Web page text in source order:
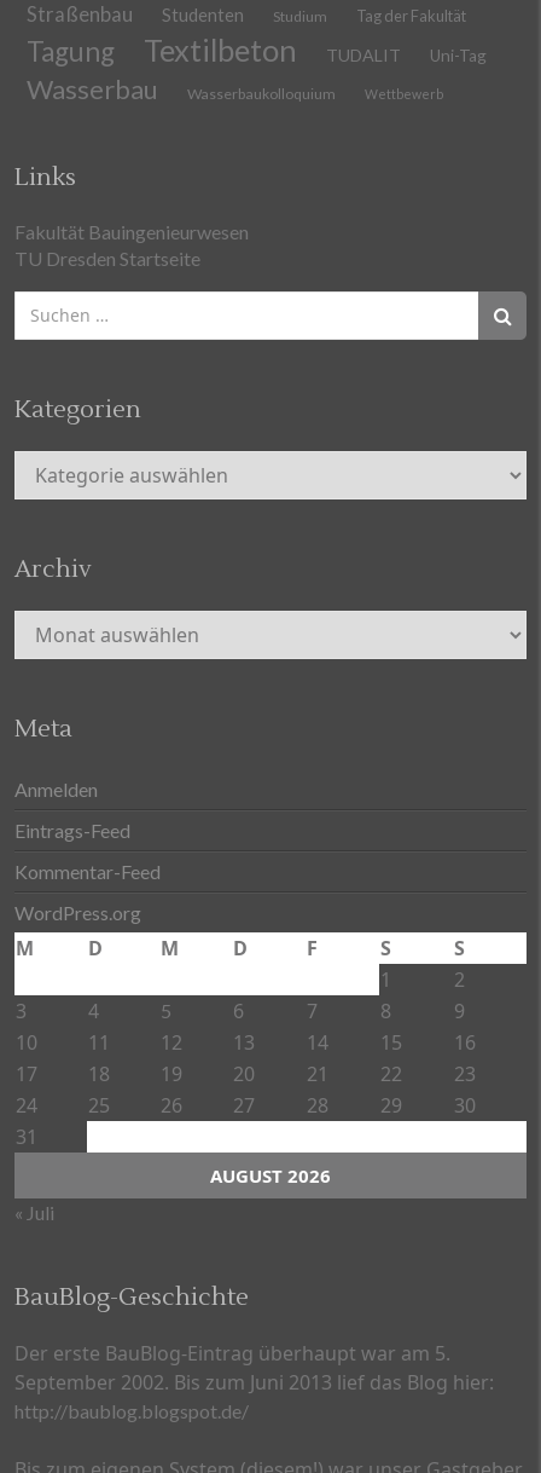
Straßenbau Studenten Studium Tag der Fakultät
Tagung Textilbeton TUDALIT Uni-Tag
Wasserbau Wasserbaukolloquium Wettbewerb
Links
Fakultät Bauingenieurwesen
TU Dresden Startseite
Suchen
nach:
Kategorien
Kategorien
Archiv
Archiv
Meta
Anmelden
Eintrags-Feed
Kommentar-Feed
WordPress.org
AUGUST 2026
M D M D F S
S
1
2
3
4 5 6 7 8
9
10
11 12 13 14 15
16
17
18 19 20 21 22
23
24
25 26 27 28 29
30
31
« Juli
BauBlog-Geschichte
Der erste BauBlog-Eintrag überhaupt war am 5.
September 2002. Bis zum Juni 2013 lief das Blog hier:
http://baublog.blogspot.de/